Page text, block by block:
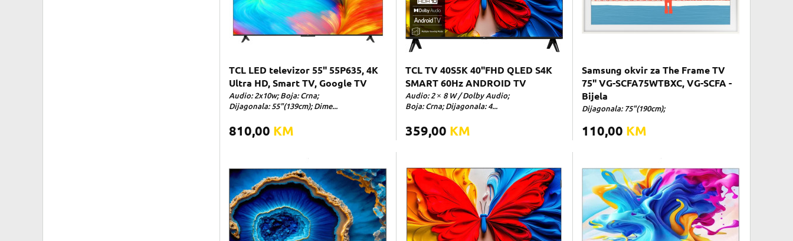
TCL LED televizor 55" 55P635, 4K
Ultra HD, Smart TV, Google TV
Audio: 2x10w; Boja: Crna;
Dijagonala: 55"(139cm); Dime...
810,00 KM
TCL TV 40S5K 40"FHD QLED S4K
SMART 60Hz ANDROID TV
Audio: 2 × 8 W / Dolby Audio;
Boja: Crna; Dijagonala: 4...
359,00 KM
Samsung okvir za The Frame TV
75" VG-SCFA75WTBXC, VG-SCFA -
Bijela
Dijagonala: 75"(190cm);
110,00 KM